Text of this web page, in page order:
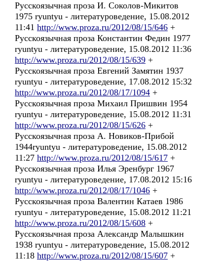
Русскоязычная проза И. Соколов-Микитов
1975 ryuntyu - литературоведение, 15.08.2012
11:41 http://www.proza.ru/2012/08/15/646 +
Русскоязычная проза Константин Федин 1977
ryuntyu - литературоведение, 15.08.2012 11:36
http://www.proza.ru/2012/08/15/639 +
Русскоязычная проза Евгений Замятин 1937
ryuntyu - литературоведение, 17.08.2012 15:32
http://www.proza.ru/2012/08/17/1094 +
Русскоязычная проза Михаил Пришвин 1954
ryuntyu - литературоведение, 15.08.2012 11:31
http://www.proza.ru/2012/08/15/626 +
Русскоязычная проза А. Новиков-Прибой
1944ryuntyu - литературоведение, 15.08.2012
11:27 http://www.proza.ru/2012/08/15/617 +
Русскоязычная проза Илья Эренбург 1967
ryuntyu - литературоведение, 17.08.2012 15:16
http://www.proza.ru/2012/08/17/1046 +
Русскоязычная проза Валентин Катаев 1986
ryuntyu - литературоведение, 15.08.2012 11:21
http://www.proza.ru/2012/08/15/608 +
Русскоязычная проза Александр Малышкин
1938 ryuntyu - литературоведение, 15.08.2012
11:18 http://www.proza.ru/2012/08/15/607 +